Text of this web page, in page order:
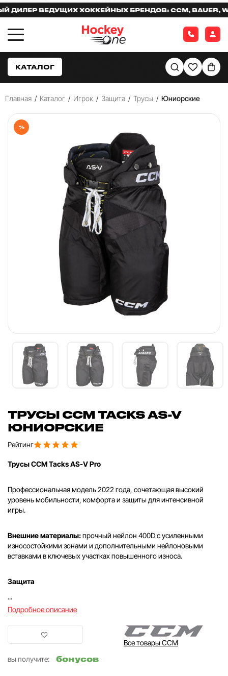
ВЕДУЩИХ ХОККЕЙНЫХ БРЕНДОВ: CCM, BAUER,
КАТАЛОГ
Главная / Каталог / Игрок / Защита / Трусы / Юниорские
%
ТРУСЫ CCM TACKS AS-V
ЮНИОРСКИЕ
Рейтинг
Трусы CCM Tacks AS-V Pro
Профессиональная модель 2022 года, сочетающая высокий
уровень мобильности, комфорта и защиты для интенсивной
игры.
Внешние материалы:прочный нейлон 400D с усиленными
износостойкими зонами и дополнительными нейлоновыми
вставками в ключевых участках повышенного износа.
Защита
...
Подробное описание
Все товары CCM
вы получите:
бонусов